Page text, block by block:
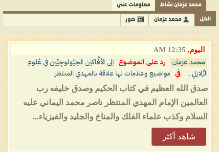
محمد عزمان نشاط معلومات عني
الكل محمد عزمان صور
اليوم, 12:35 AM
محمد عزمان رد على الموضوع
إلى الأفَّاكين الجيُولوجِيِّين في عُلومِ
الزَّلازلِ ..
في مواضيع وعلامات لها علاقة بالمهدي المنتظر
صدق الله العظيم في كتاب الحكيم وصدق خليفه رب
العالمين الإمام المهدي المنتظر ناصر محمد اليماني عليه
السلام وكذب علماء الفلك والمناخ والجليد والفيزياء...
شاهد أكثر